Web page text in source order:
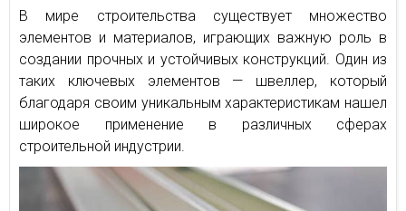
В мире строительства существует множество
элементов и материалов, играющих важную роль в
создании прочных и устойчивых конструкций. Один из
таких ключевых элементов — швеллер, который
благодаря своим уникальным характеристикам нашел
широкое применение в различных сферах
строительной индустрии.